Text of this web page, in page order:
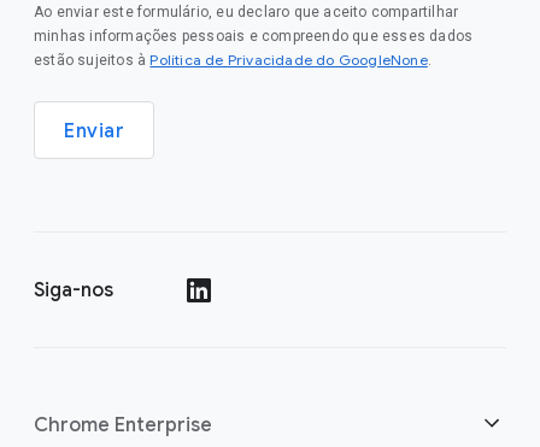
Ao enviar este formulário, eu declaro que aceito compartilhar
minhas informações pessoais e compreendo que esses dados
estão sujeitos à Política de Privacidade do GoogleNone.
Enviar
Siga-nos
Chrome Enterprise